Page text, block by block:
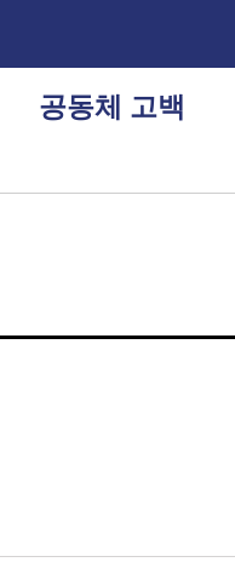
공동체 고백